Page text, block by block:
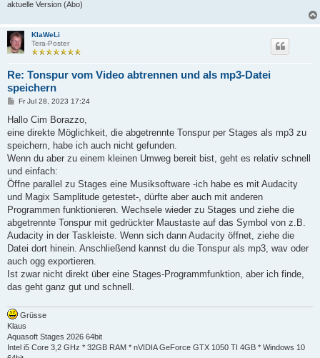
aktuelle Version (Abo)
KlaWeLi
Tera-Poster
Re: Tonspur vom Video abtrennen und als mp3-Datei
speichern
B
i
r
a
Fr Jul 28, 2023 17:24
Hallo Cim Borazzo,
eine direkte Möglichkeit, die abgetrennte Tonspur per Stages als mp3 zu
speichern, habe ich auch nicht gefunden.
Wenn du aber zu einem kleinen Umweg bereit bist, geht es relativ schnell
und einfach:
Öffne parallel zu Stages eine Musiksoftware -ich habe es mit Audacity
und Magix Samplitude getestet-, dürfte aber auch mit anderen
Programmen funktionieren. Wechsele wieder zu Stages und ziehe die
abgetrennte Tonspur mit gedrückter Maustaste auf das Symbol von z.B.
Audacity in der Taskleiste. Wenn sich dann Audacity öffnet, ziehe die
Datei dort hinein. Anschließend kannst du die Tonspur als mp3, wav oder
auch ogg exportieren.
Ist zwar nicht direkt über eine Stages-Programmfunktion, aber ich finde,
das geht ganz gut und schnell.
Grüsse
Klaus
Aquasoft Stages 2026 64bit
Intel i5 Core 3,2 GHz * 32GB RAM * nVIDIA GeForce GTX 1050 TI 4GB * Windows 10